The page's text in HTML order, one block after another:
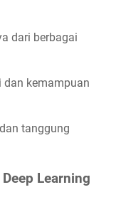
dari berbagai
dan kemampuan
tanggung
Learning